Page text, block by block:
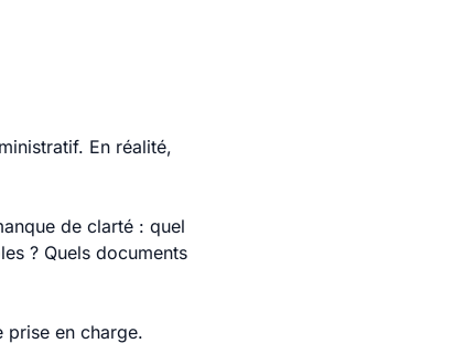
En réalité,
de clarté : quel
? Quels documents
prise en charge.